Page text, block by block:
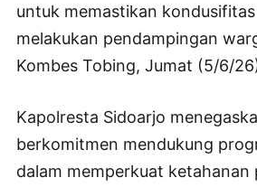
untuk memastikan
melakukan pendampingan
Kombes Tobing, Jumat (5/6/
Kapolresta Sidoarjo
berkomitmen mendukung
dalam memperkuat ketahanan